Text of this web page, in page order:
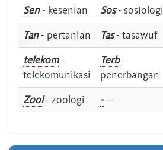
Sen- kesenian Sos- sosiologi
Tan- pertanian Tas- tasawuf
telekom-
telekomunikasi
Terb-
penerbangan
Zool- zoologi -- -